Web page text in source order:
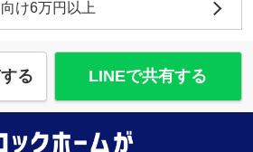
け6万円以上
る LINEで共有する